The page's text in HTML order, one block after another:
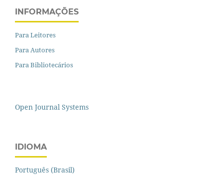
INFORMAÇÕES
Para Leitores
Para Autores
Para Bibliotecários
Open Journal Systems
IDIOMA
Português (Brasil)